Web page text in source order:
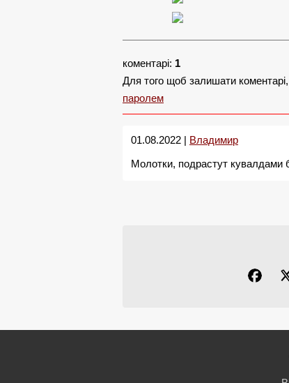
коментарі: 1
Для того щоб залишати
паролем
01.08.2022 |
Владимир
Молотки, подрастут кувалдами